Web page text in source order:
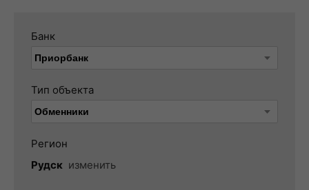
Банк
Тип объекта
Регион
Рудск изменить